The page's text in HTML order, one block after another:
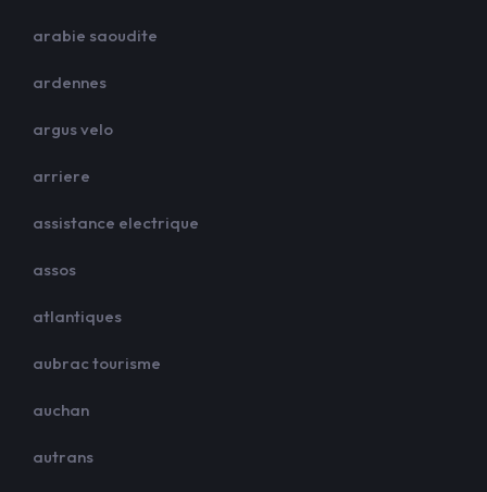
arabie saoudite
ardennes
argus velo
arriere
assistance electrique
assos
atlantiques
aubrac tourisme
auchan
autrans